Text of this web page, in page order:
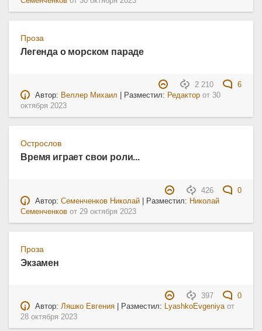
Проза
Легенда о морском параде
2 210
6
Автор: Веллер Михаил | Разместил: Редактор от 30
октября 2023
Острослов
Время играет свои роли...
426
0
Автор:Семенченков Николай | Разместил: Николай
Семенченков от 29 октября 2023
Проза
Экзамен
397
0
Автор:Ляшко Евгения | Разместил: LyashkoEvgeniyaот
28 октября 2023